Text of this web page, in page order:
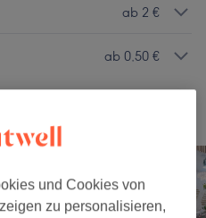
ab 2 €
ab 0,50 €
und Cookies von
zu personalisieren,